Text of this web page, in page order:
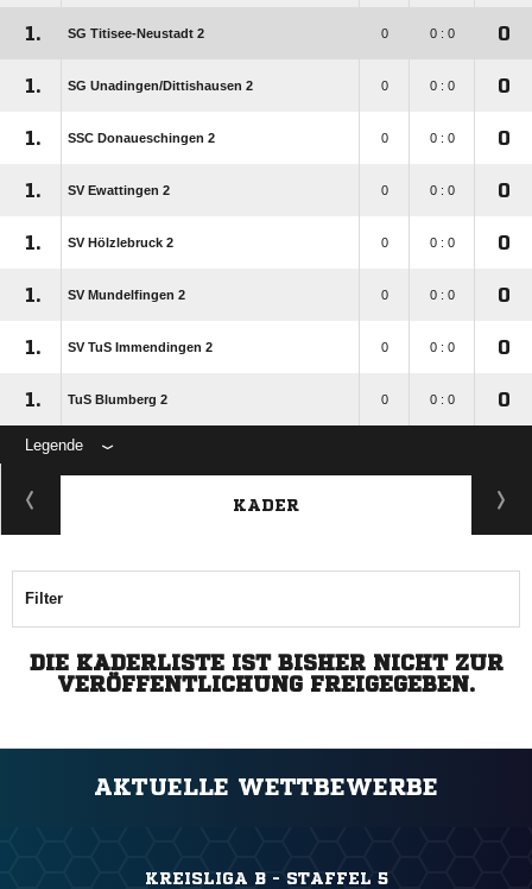
1. SG Titisee-Neustadt 2 0 0 : 0 0
1. SG Unadingen/​Dittishausen 2 0 0 : 0 0
1. SSC Donaueschingen 2 0 0 : 0 0
1. SV Ewattingen 2 0 0 : 0 0
1. SV Hölzlebruck 2 0 0 : 0 0
1. SV Mundelfingen 2 0 0 : 0 0
1. SV TuS Immendingen 2 0 0 : 0 0
1. TuS Blumberg 2 0 0 : 0 0
Legende
KADER
Filter
DIE KADERLISTE IST BISHER NICHT ZUR
VERÖFFENTLICHUNG FREIGEGEBEN.
AKTUELLE WETTBEWERBE
KREISLIGA B - STAFFEL 5